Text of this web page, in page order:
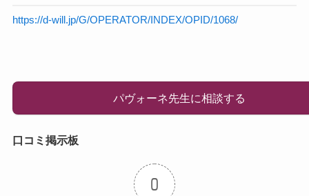
https://d-will.jp/G/OPERATOR/INDEX/OPID/1068/
パヴォーネ先生に相談する
口コミ掲示板
0